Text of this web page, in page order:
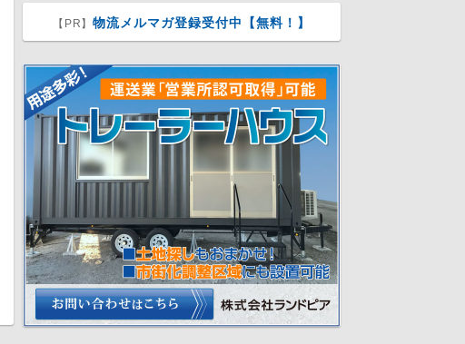
【PR】物流メルマガ登録受付中【無料！】